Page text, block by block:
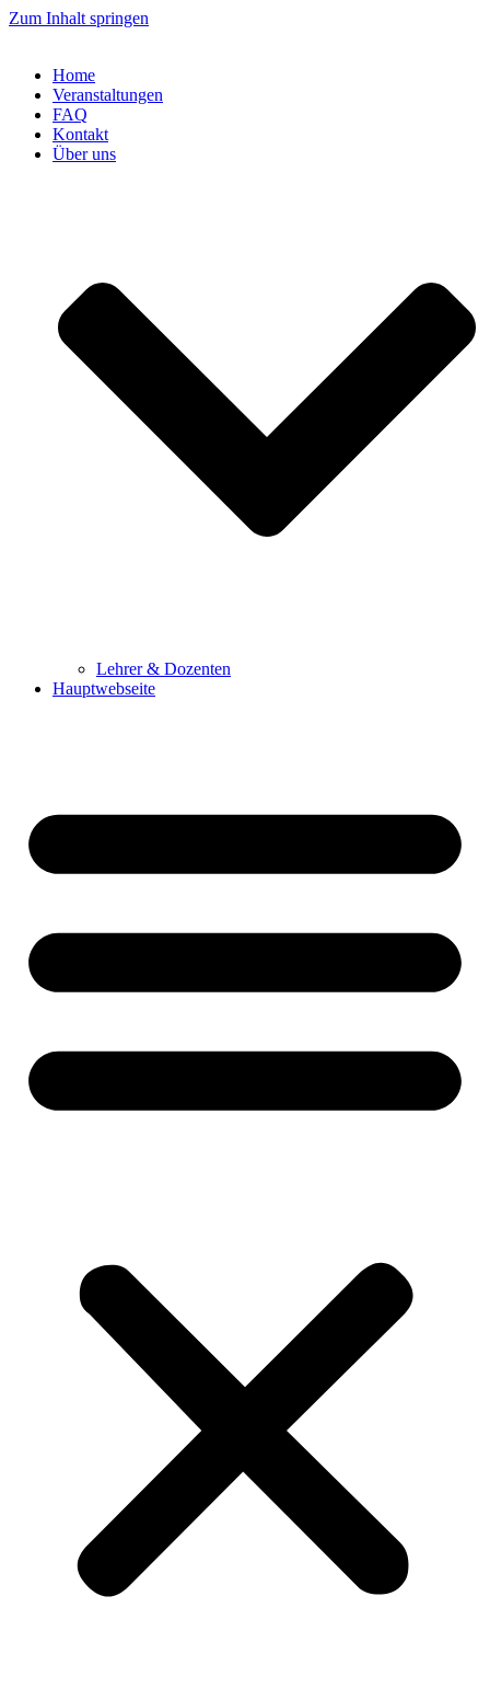
Zum Inhalt springen
Home
Veranstaltungen
FAQ
Kontakt
Über uns
Lehrer & Dozenten
Hauptwebseite